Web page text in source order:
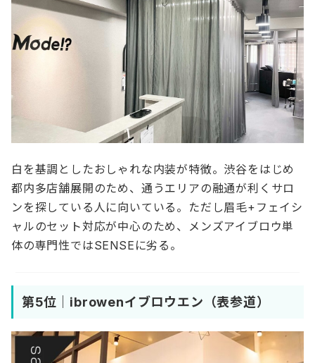
白を基調としたおしゃれな内装が特徴。渋谷をはじめ
都内多店舗展開のため、通うエリアの融通が利くサロ
ンを探している人に向いている。ただし眉毛+フェイシ
ャルのセット対応が中心のため、メンズアイブロウ単
体の専門性ではSENSEに劣る。
第5位｜ibrowenイブロウエン（表参道）